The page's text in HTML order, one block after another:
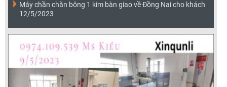
Máy chần chăn bông 1 kim bàn giao về Đồng Nai cho khách
12/5/2023